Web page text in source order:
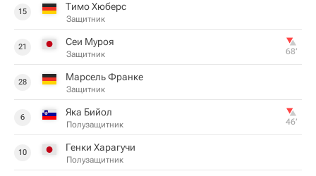
15 Тимо Хюберс
Защитник
21 Сеи Муроя
Защитник 68‎’‎
28 Марсель Франке
Защитник
6 Яка Бийол
Полузащитник 46‎’‎
10 Генки Харагучи
Полузащитник